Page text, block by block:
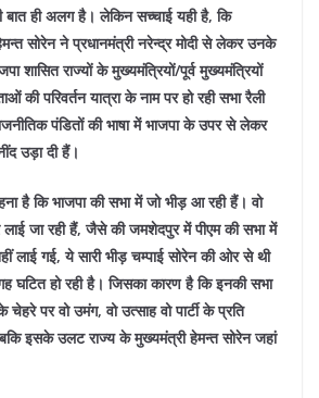
ही अलग है। लेकिन सच्चाई यही है, कि
सोरेन ने प्रधानमंत्री नरेन्द्र मोदी से लेकर उनके
शासित राज्यों के मुख्यमंत्रियों/पूर्व मुख्यमंत्रियों
की परिवर्तन यात्रा के नाम पर हो रही सभा रैली
पंडितों की भाषा में भाजपा के उपर से लेकर
उड़ा दी हैं।
है कि भाजपा की सभा में जो भीड़ आ रही हैं। वो
लाई जा रही हैं, जैसे की जमशेदपुर में पीएम की सभा में
लाई गई, ये सारी भीड़ चम्पाई सोरेन की ओर से थी
घटित हो रही है। जिसका कारण है कि इनकी सभा
पर वो उमंग, वो उत्साह वो पार्टी के प्रति
इसके उलट राज्य के मुख्यमंत्री हेमन्त सोरेन जहां